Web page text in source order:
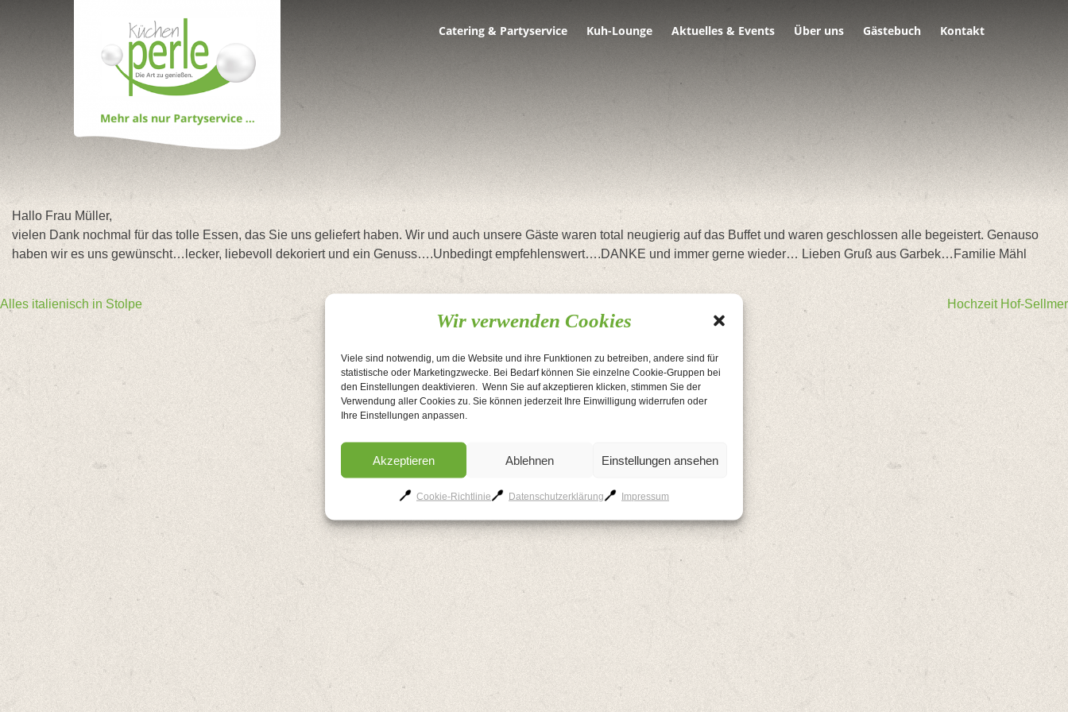
Wir verwenden Cookies
Viele sind notwendig, um die Website und ihre Funktionen zu betreiben, andere sind für
statistische oder Marketingzwecke. Bei Bedarf können Sie einzelne Cookie-Gruppen bei
den Einstellungen deaktivieren. Wenn Sie auf akzeptieren klicken, stimmen Sie der
Verwendung aller Cookies zu. Sie können jederzeit Ihre Einwilligung widerrufen oder
Ihre Einstellungen anpassen.
Akzeptieren Ablehnen Einstellungen ansehen
Cookie-Richtlinie Datenschutzerklärung Impressum
Catering & Partyservice Kuh-Lounge Aktuelles & Events Über uns Gästebuch Kontakt
Hallo Frau Müller,
vielen Dank nochmal für das tolle Essen, das Sie uns geliefert haben. Wir und auch unsere Gäste waren total neugierig auf das Buffet und waren geschlossen alle begeistert. Genauso
haben wir es uns gewünscht…lecker, liebevoll dekoriert und ein Genuss….Unbedingt empfehlenswert….DANKE und immer gerne wieder… Lieben Gruß aus Garbek…Familie Mähl
Beitragsnavigation
Alles italienisch in Stolpe Hochzeit Hof-Sellmer
AGB Kontakt Impressum Datenschutzerklärung Cookie-Richtlinie